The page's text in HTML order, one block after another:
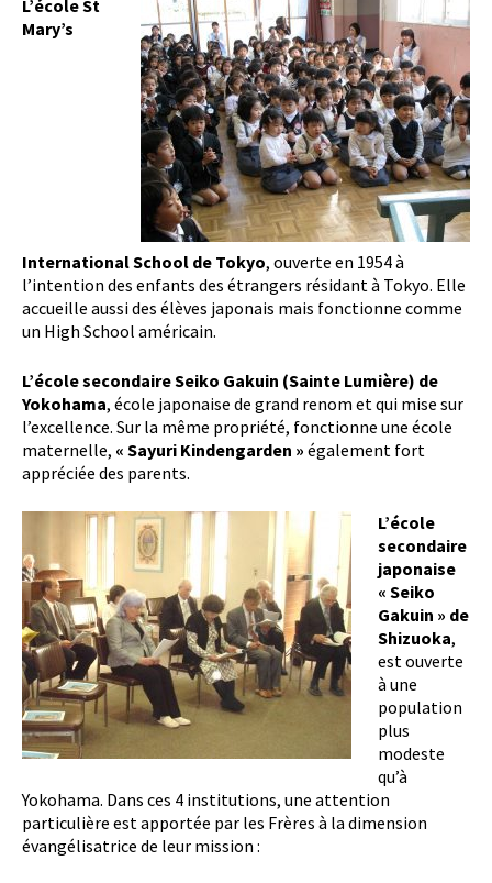
L’école St
Mary’s
International School de Tokyo, ouverte en 1954 à
l’intention des enfants des étrangers résidant à Tokyo. Elle
accueille aussi des élèves japonais mais fonctionne comme
un High School américain.
L’école secondaire Seiko Gakuin (Sainte Lumière) de
Yokohama, école japonaise de grand renom et qui mise sur
l’excellence. Sur la même propriété, fonctionne une école
maternelle, « Sayuri Kindengarden » également fort
appréciée des parents.
L’école
secondaire
japonaise
« Seiko
Gakuin » de
Shizuoka,
est ouverte
à une
population
plus
modeste
qu’à
Yokohama. Dans ces 4 institutions, une attention
particulière est apportée par les Frères à la dimension
évangélisatrice de leur mission :